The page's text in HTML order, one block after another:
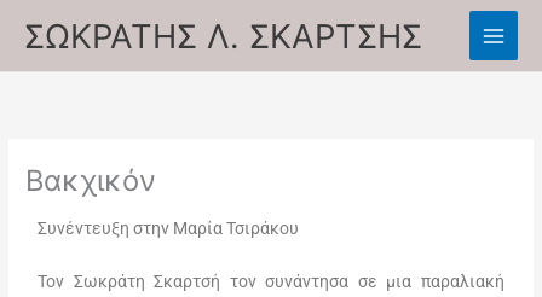
ΣΩΚΡΑΤΗΣ Λ. ΣΚΑΡΤΣΗΣ
Βακχικόν
Συνέντευξη στην Μαρία Τσιράκου
Τον Σωκράτη Σκαρτσή τον συνάντησα σε μια παραλιακή